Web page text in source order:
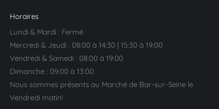
Horaires
Lundi & Mardi : Fermé
Mercredi & Jeudi : 08:00 à 14:30 | 15:30 à 19:00
Vendredi & Samedi : 08:00 à 19:00
Dimanche : 09:00 à 13:00
Nous sommes présents au Marché de Bar-sur-Seine le
Vendredi matin!